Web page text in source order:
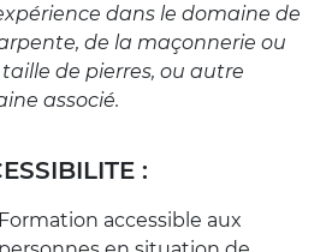
dans le domaine de
de la maçonnerie ou
de pierres, ou autre
associé.
:
Formation accessible aux